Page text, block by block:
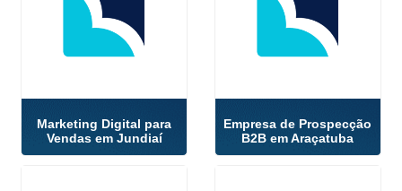
Marketing Digital para
Vendas em Jundiaí
Empresa de Prospecção
B2B em Araçatuba